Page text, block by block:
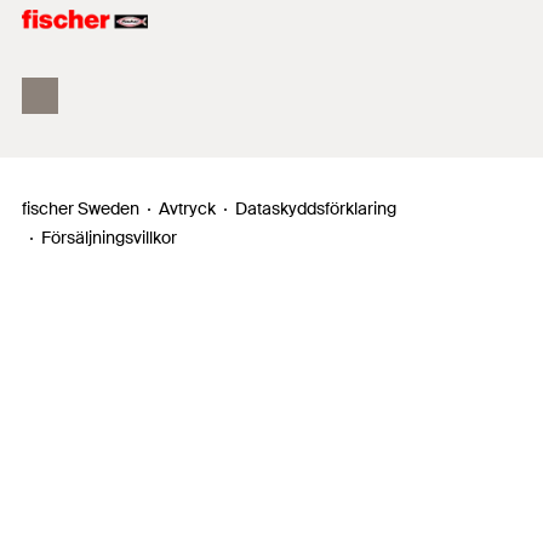
Produktsökaren
fischer Sweden Avtryck
Dataskyddsförklaring
Försäljningsvillkor